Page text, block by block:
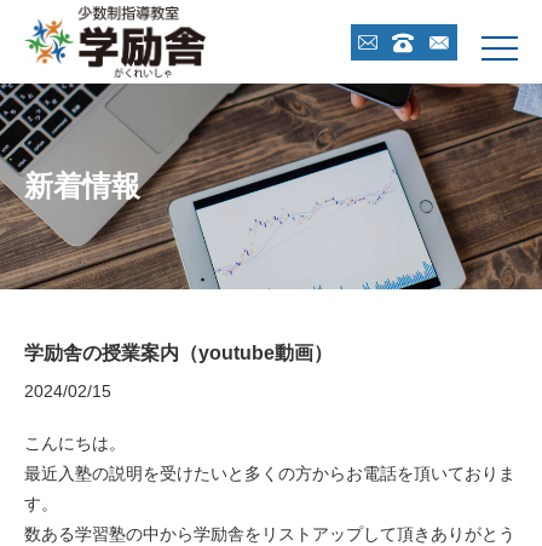
  
新着情報
学励舎の授業案内（youtube動画）
2024/02/15
こんにちは。
最近入塾の説明を受けたいと多くの方からお電話を頂いておりま
す。
数ある学習塾の中から学励舎をリストアップして頂きありがとう